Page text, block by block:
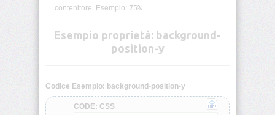
content
align-
self
contenitore. Esempio: 75%.
Esempio proprietà: background-
position-y
Codice Esempio: background-position-y
CODE: CSS